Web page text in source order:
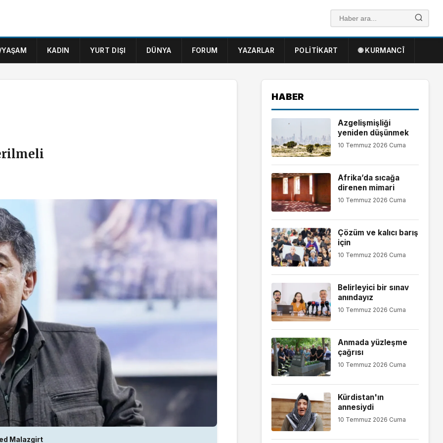
KADIN YURT DIŞI DÜNYA FORUM YAZARLAR POLITIKART 🌐 KURMANCÎ
Malazgirt
HABER
Azgelişmişliği
yeniden düşünmek
10 Temmuz 2026 Cuma
Afrika’da sıcağa
direnen mimari
10 Temmuz 2026 Cuma
Çözüm ve kalıcı barış
için
10 Temmuz 2026 Cuma
Belirleyici bir sınav
anındayız
10 Temmuz 2026 Cuma
Anmada yüzleşme
çağrısı
10 Temmuz 2026 Cuma
Kürdistan'ın
annesiydi
10 Temmuz 2026 Cuma